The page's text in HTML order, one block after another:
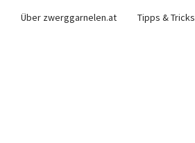
Über zwerggarnelen.at Tipps & Tricks